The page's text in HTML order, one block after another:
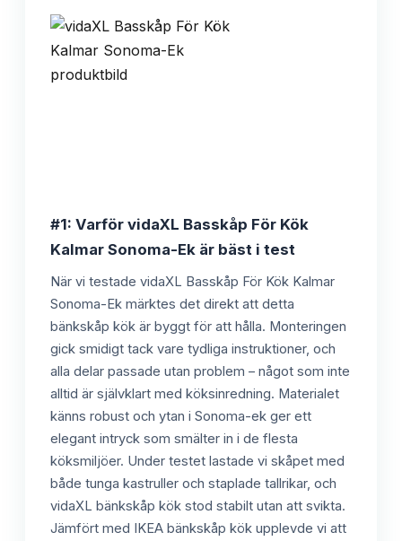
#1: Varför vidaXL Basskåp För Kök
Kalmar Sonoma-Ek är bäst i test
När vi testade vidaXL Basskåp För Kök Kalmar
Sonoma-Ek märktes det direkt att detta
bänkskåp kök är byggt för att hålla. Monteringen
gick smidigt tack vare tydliga instruktioner, och
alla delar passade utan problem – något som inte
alltid är självklart med köksinredning. Materialet
känns robust och ytan i Sonoma-ek ger ett
elegant intryck som smälter in i de flesta
köksmiljöer. Under testet lastade vi skåpet med
både tunga kastruller och staplade tallrikar, och
vidaXL bänkskåp kök stod stabilt utan att svikta.
Jämfört med IKEA bänkskåp kök upplevde vi att